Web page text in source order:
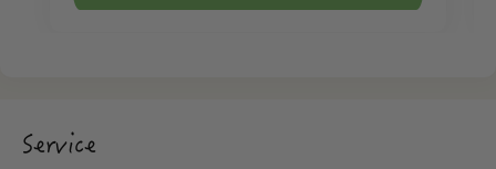
Service